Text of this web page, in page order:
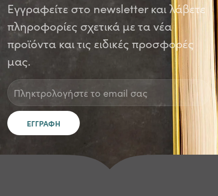
Εγγραφείτε στο newsletter και λάβετε
πληροφορίες σχετικά με τα νέα
προϊόντα και τις ειδικές προσφορές
μας.